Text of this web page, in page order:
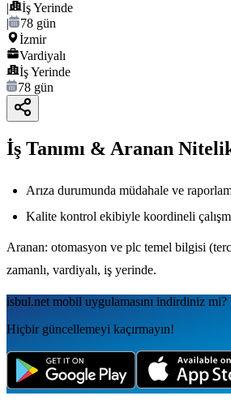
|
İş Yerinde
|
78 gün
İzmir
Vardiyalı
İş Yerinde
78 gün
İş Tanımı & Aranan
Arıza durumunda müdahale ve
Kalite kontrol ekibiyle koordineli
Aranan: otomasyon ve plc temel bilgisi
zamanlı, vardiyalı, iş yerinde.
isbul.net mobil uygulamаsını indirdiniz mi?
Hiçbir güncellemeyi kaçırmayın!